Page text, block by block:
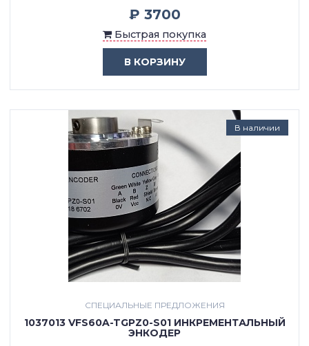
₽ 3700
Быстрая покупка
В КОРЗИНУ
В наличии
СПЕЦИАЛЬНЫЕ ПРЕДЛОЖЕНИЯ
1037013 VFS60A-TGPZ0-S01 ИНКРЕМЕНТАЛЬНЫЙ
ЭНКОДЕР